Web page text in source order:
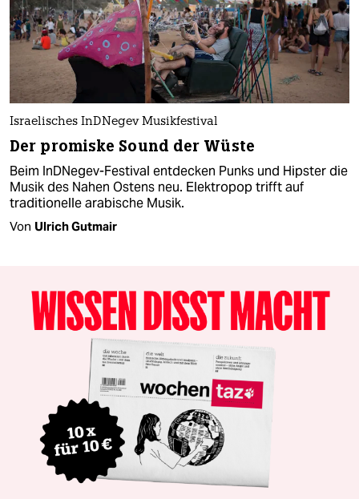
Israelisches InDNegev Musikfestival
Der promiske Sound der Wüste
Beim InDNegev-Festival entdecken Punks und Hipster die
Musik des Nahen Ostens neu. Elektropop trifft auf
traditionelle arabische Musik.
Von Ulrich Gutmair